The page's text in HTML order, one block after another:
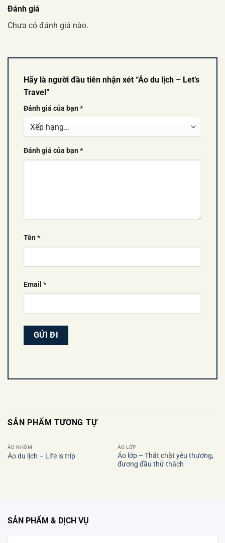
Đánh giá
Chưa có đánh giá nào.
Hãy là người đầu tiên nhận xét “Áo du lịch – Let’s
Travel”
Đánh giá của bạn*
Đánh giá của bạn*
Tên*
Email *
SẢN PHẨM TƯƠNG TỰ
ÁO NHÓM
Áo du lịch – Life is trip
ÁO LỚP
Áo lớp – Thắt chặt yêu thương,
đương đầu thử thách
SẢN PHẨM & DỊCH VỤ